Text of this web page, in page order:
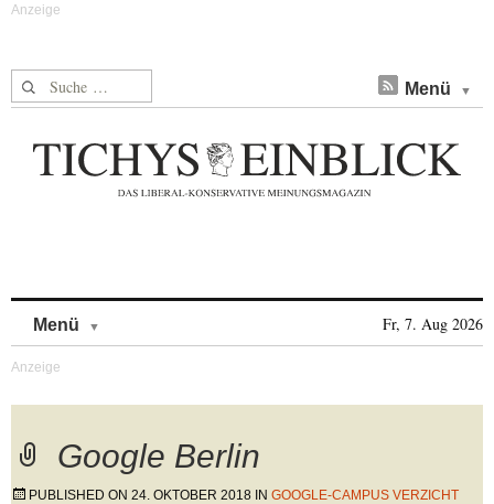
Suche nach: Menü
Menü Fr, 7. Aug 2026
Google Berlin
PUBLISHED ON 24. OKTOBER 2018 IN GOOGLE-CAMPUS VERZICHT